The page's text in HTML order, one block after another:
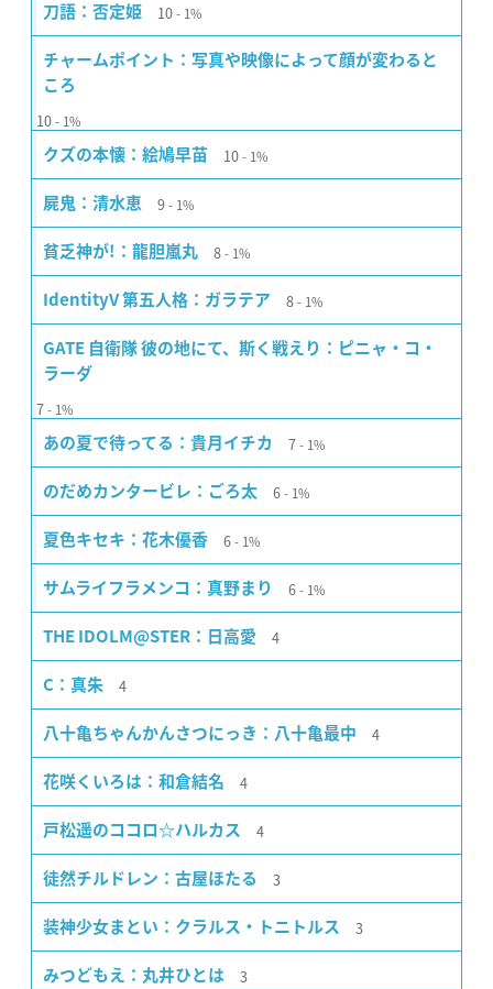
刀語：否定姫 10 1%
チャームポイント：写真や映像によって顔が変わると
ころ
10 1%
クズの本懐：絵鳩早苗 10 1%
屍鬼：清水恵 9 1%
貧乏神が!：龍胆嵐丸 8 1%
IdentityV 第五人格：ガラテア 8 1%
GATE 自衛隊 彼の地にて、斯く戦えり：ピニャ・コ・
ラーダ
7 1%
あの夏で待ってる：貴月イチカ 7 1%
のだめカンタービレ：ごろ太 6 1%
夏色キセキ：花木優香 6 1%
サムライフラメンコ：真野まり 6 1%
THE IDOLM@STER：日高愛 4
C：真朱 4
八十亀ちゃんかんさつにっき：八十亀最中 4
花咲くいろは：和倉結名 4
戸松遥のココロ☆ハルカス 4
徒然チルドレン：古屋ほたる 3
装神少女まとい：クラルス・トニトルス 3
みつどもえ：丸井ひとは 3